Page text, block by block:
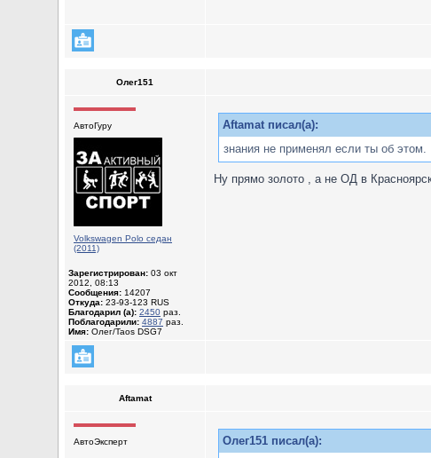
Олег151
АвтоГуру
Volkswagen Polo седан
(2011)
Зарегистрирован: 03 окт
2012, 08:13
Сообщения: 14207
Откуда: 23-93-123 RUS
Благодарил (а): 2450 раз.
Поблагодарили: 4887 раз.
Имя: Олег/Taos DSG7
Aftamat писал(а):
знания не применял если ты об этом.
Ну прямо золото , а не ОД в
Aftamat
АвтоЭксперт Олег151 писал(а):